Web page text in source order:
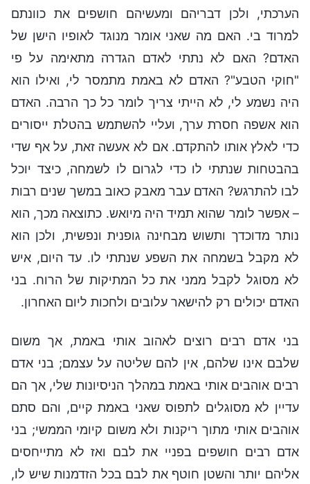
הערכתי, ולכן דבריהם ומעשיהם חושפים את כוונתם
למרוד בי. האם מה שאני אומר מנוגד לאופיו הישן של
האדם? האם לא נתתי לאדם הגדרה מתאימה על פי
"חוקי הטבע"? האדם לא באמת מתמסר לי, ואילו הוא
היה נשמע לי, לא הייתי צריך לומר כל כך הרבה. האדם
הוא אשפה חסרת ערך, ועליי להשתמש בהטלת ייסורים
כדי לאלץ אותו להתקדם. אם לא אעשה זאת, על אף שדי
בהבטחות שנתתי לו כדי לגרום לו לשמחה, כיצד יוכל
לבו להתרגש? האדם עבר מאבק כאוב במשך שנים רבות
– אפשר לומר שהוא תמיד היה מיואש. כתוצאה מכך, הוא
נותר מדוכדך ותשוש מבחינה גופנית ונפשית, ולכן הוא
לא מקבל בשמחה את השפע שנתתי לו. עד היום, איש
לא מסוגל לקבל ממני את כל המתיקות של הרוח. בני
האדם יכולים רק להישאר עלובים ולחכות ליום האחרון.
בני אדם רבים רוצים לאהוב אותי באמת, אך משום
שלבם אינו שלהם, אין להם שליטה על עצמם; בני אדם
רבים אוהבים אותי באמת במהלך הניסיונות שלי, אך הם
עדיין לא מסוגלים לתפוס שאני באמת קיים, והם סתם
אוהבים אותי מתוך ריקנות ולא משום קיומי הממשי; בני
אדם רבים חושפים בפניי את לבם ואז לא מתייחסים
אליהם יותר והשטן חוטף את לבם בכל הזדמנות שיש לו,